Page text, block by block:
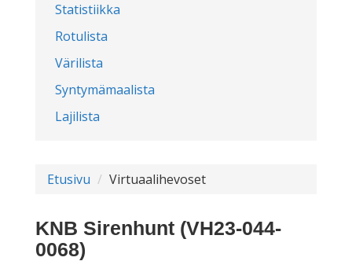
Statistiikka
Rotulista
Värilista
Syntymämaalista
Lajilista
Etusivu Virtuaalihevoset
KNB Sirenhunt (VH23-044-
0068)